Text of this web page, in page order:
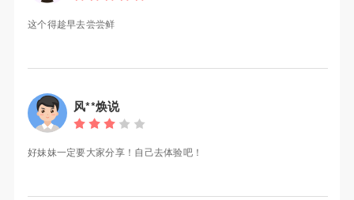
这个得趁早去尝尝鲜
风**焕说
好妹妹一定要大家分享！自己去体验吧！